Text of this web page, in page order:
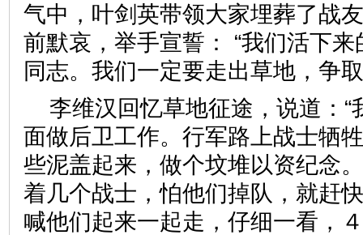
气中，叶剑英带领大家埋葬了战
前默哀，举手宣誓： “我们活下
同志。我们一定要走出草地，争
李维汉回忆草地征途，说道：“
面做后卫工作。行军路上战士牺
些泥盖起来，做个坟堆以资纪念
着几个战士，怕他们掉队，就赶
喊他们起来一起走，仔细一看，